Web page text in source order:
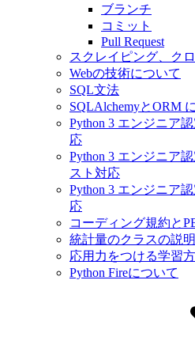
ブランチ
コミット
Pull Request
スクレイピング、ク
Webの技術について
SQL文法
SQLAlchemyとORM
Python 3 エンジニア
応
Python 3 エンジニア
スト対応
Python 3 エンジニア
応
コーディング規約と
統計量のクラスの説明
応用力をつける学習
Python Fireについて